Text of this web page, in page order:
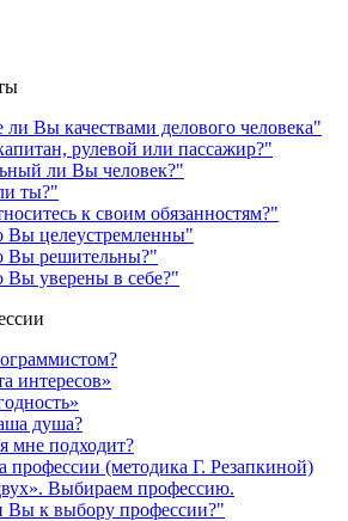
ли Вы качествами делового человека"
рулевой или пассажир?"
ли Вы человек?"
ты?"
к своим обязанностям?"
Вы целеустремленны"
Вы решительны?"
Вы уверены в себе?"
интересов»
душа?
мне подходит?
профессии (методика Г. Резапкиной)
Выбираем профессию.
Вы к выбору профессии?"